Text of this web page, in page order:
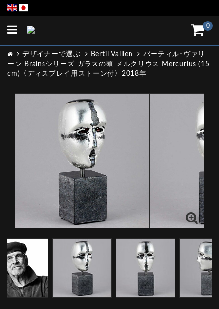
0
Toggle
デザイナーで選ぶ Bertil Vallien
バーティル･ヴァリ
ーン Brainsシリーズ ガラスの頭 メルクリウス Mercurius (15
cm)〈ディスプレイ用ストーン付〉2018年